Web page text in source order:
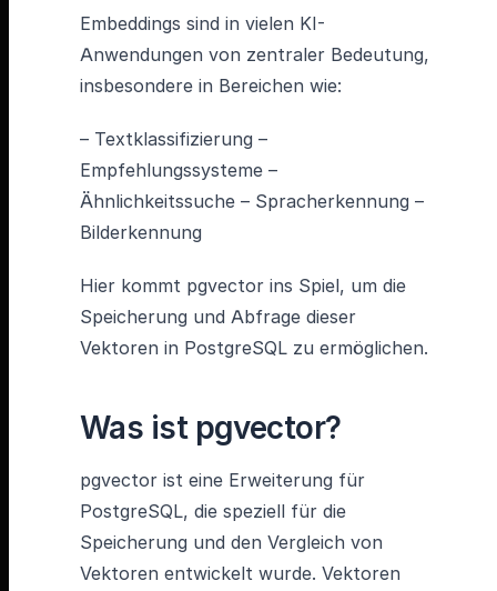
Embeddings sind in vielen KI-
Anwendungen von zentraler Bedeutung,
insbesondere in Bereichen wie:
– Textklassifizierung –
Empfehlungssysteme –
Ähnlichkeitssuche – Spracherkennung –
Bilderkennung
Hier kommt pgvector ins Spiel, um die
Speicherung und Abfrage dieser
Vektoren in PostgreSQL zu ermöglichen.
Was ist pgvector?
pgvector ist eine Erweiterung für
PostgreSQL, die speziell für die
Speicherung und den Vergleich von
Vektoren entwickelt wurde. Vektoren